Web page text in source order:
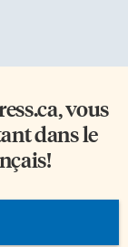
, vous
dans le